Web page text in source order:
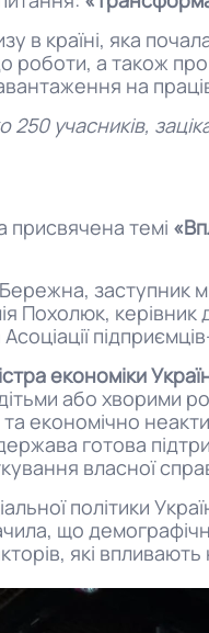
в країні, яка
роботи, а також
на
250 учасників,
присвячена темі
Похолюк,
економіки
або хворими
економічно
готова
власної
політики
що
які